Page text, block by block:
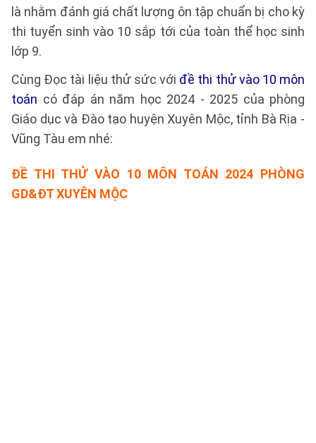
là nhằm đánh giá chất lượng ôn tập chuẩn bị cho kỳ
thi tuyển sinh vào 10 sắp tới của toàn thể học sinh
lớp 9.
Cùng Đọc tài liệu thử sức với đề thi thử vào 10 môn
toán có đáp án năm học 2024 - 2025 của phòng
Giáo dục và Đào tạo huyện Xuyên Mộc, tỉnh Bà Rịa -
Vũng Tàu em nhé:
ĐỀ THI THỬ VÀO 10 MÔN TOÁN 2024 PHÒNG
GD&ĐT XUYÊN MỘC